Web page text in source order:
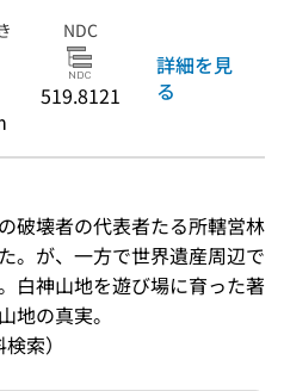
NDC
519.8121
詳細を見
る
破壊者の代表者たる所轄営林
。が、一方で世界遺産周辺で
白神山地を遊び場に育った著
地の真実。
索）